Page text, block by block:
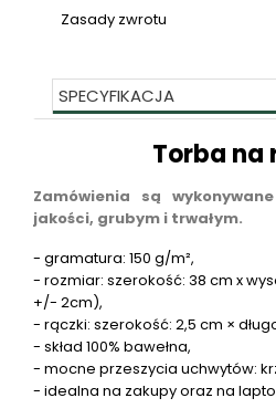
Zasady zwrotu
SPECYFIKACJA
Torba na
Zamówienia są
jakości, grubym i trwałym.
- gramatura: 150 g/m²,
- rozmiar: szerokość: 38 cm x
+/- 2cm),
- rączki: szerokość: 2,5 cm ×
- skład 100% bawełna,
- mocne przeszycia uchwytów:
- idealna na zakupy oraz na